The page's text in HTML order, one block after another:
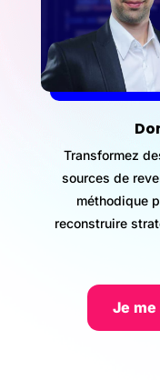
Transformez
sources de
méthodique
reconstruire
Je